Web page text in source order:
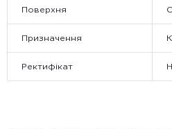
Поверхня
Призначення
Ректифікат